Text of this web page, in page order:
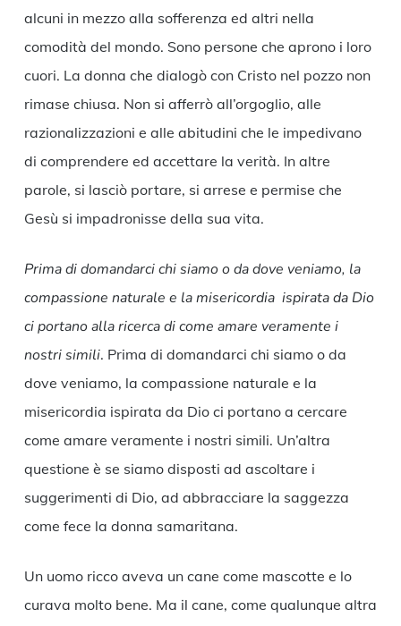
alcuni in mezzo alla sofferenza ed altri nella
comodità del mondo. Sono persone che aprono i loro
cuori. La donna che dialogò con Cristo nel pozzo non
rimase chiusa. Non si afferrò all’orgoglio, alle
razionalizzazioni e alle abitudini che le impedivano
di comprendere ed accettare la verità. In altre
parole, si lasciò portare, si arrese e permise che
Gesù si impadronisse della sua vita.
Prima di domandarci chi siamo o da dove veniamo, la
compassione naturale e la misericordia ispirata da Dio
ci portano alla ricerca di come amare veramente i
nostri simili. Prima di domandarci chi siamo o da
dove veniamo, la compassione naturale e la
misericordia ispirata da Dio ci portano a cercare
come amare veramente i nostri simili. Un’altra
questione è se siamo disposti ad ascoltare i
suggerimenti di Dio, ad abbracciare la saggezza
come fece la donna samaritana.
Un uomo ricco aveva un cane come mascotte e lo
curava molto bene. Ma il cane, come qualunque altra